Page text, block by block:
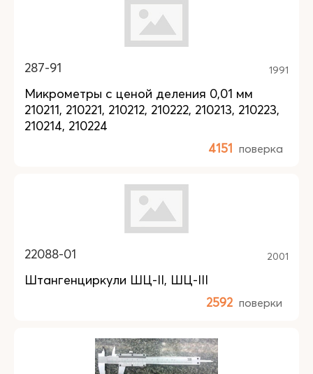
287-91 1991
Микрометры с ценой деления 0,01 мм
210211, 210221, 210212, 210222, 210213, 210223,
210214, 210224
4151 поверка
22088-01 2001
Штангенциркули ШЦ-II, ШЦ-III
2592 поверки